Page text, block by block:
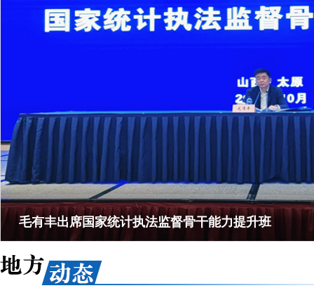
毛有丰出席国家统计执法监督骨干能力提升班